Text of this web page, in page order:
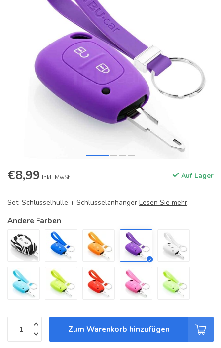
€8,99 Inkl. MwSt. Auf Lager
Set: Schlüsselhülle + Schlüsselanhänger Lesen Sie mehr.
Andere Farben
Zum Warenkorb hinzufügen